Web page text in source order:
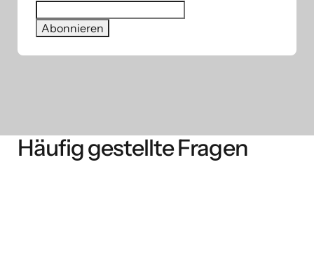
Häufig gestellte Fragen